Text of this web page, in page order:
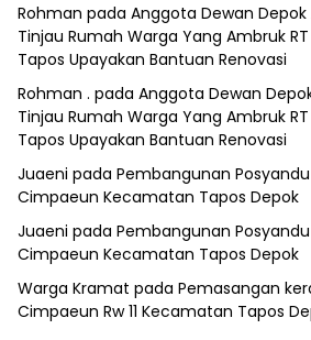
Rohman pada Anggota Dewan
Tinjau Rumah Warga Yang Ambruk
Tapos Upayakan Bantuan Renovasi
Rohman . pada Anggota Dewan
Tinjau Rumah Warga Yang Ambruk
Tapos Upayakan Bantuan Renovasi
Juaeni pada Pembangunan Posyandu
Cimpaeun Kecamatan Tapos Depok
Juaeni pada Pembangunan Posyandu
Cimpaeun Kecamatan Tapos Depok
Warga Kramat pada Pemasangan
Cimpaeun Rw 11 Kecamatan Tapos